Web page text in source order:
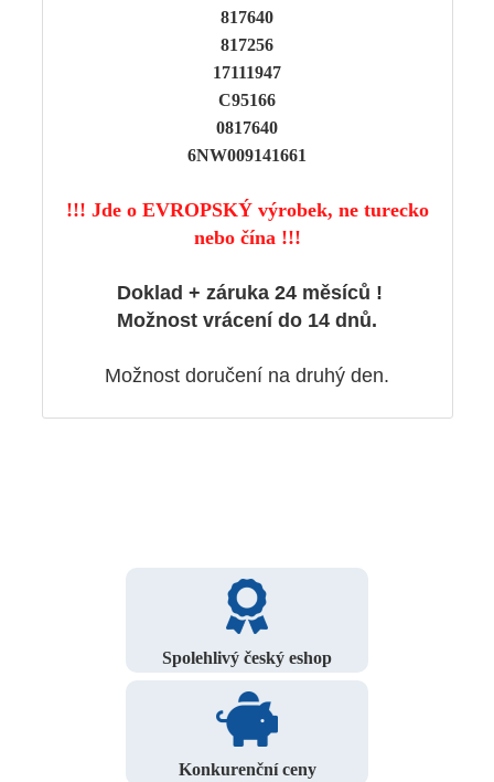
817640
817256
17111947
C95166
0817640
6NW009141661
!!! Jde o EVROPSKÝ výrobek, ne turecko
nebo čína !!!
Doklad + záruka 24 měsíců !
Možnost vrácení do 14 dnů.
Možnost doručení na druhý den.
Spolehlivý český eshop
Konkurenční ceny